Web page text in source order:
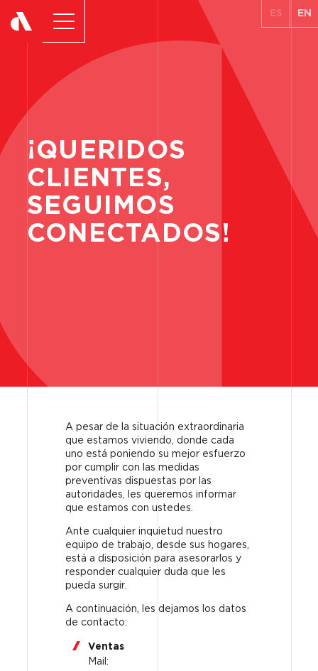
ES EN
¡QUERIDOS
CLIENTES,
SEGUIMOS
CONECTADOS!
A pesar de la situación extraordinaria
que estamos viviendo, donde cada
uno está poniendo su mejor esfuerzo
por cumplir con las medidas
preventivas dispuestas por las
autoridades, les queremos informar
que estamos con ustedes.
Ante cualquier inquietud nuestro
equipo de trabajo, desde sus hogares,
está a disposición para asesorarlos y
responder cualquier duda que les
pueda surgir.
A continuación, les dejamos los datos
de contacto:
Ventas
Mail: